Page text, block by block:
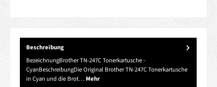
Beschreibung
BezeichnungBrother TN-247C Tonerkartusche -
CyanBeschreibungDie Original Brother TN-247C Tonerkartusche
in Cyan und die Brot… Mehr